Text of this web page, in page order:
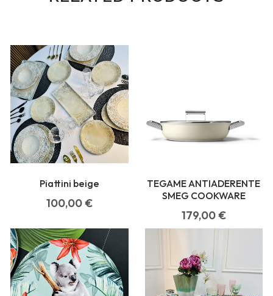
Piattini beige
100,00€
TEGAME ANTIADERENTE
SMEG COOKWARE
179,00€